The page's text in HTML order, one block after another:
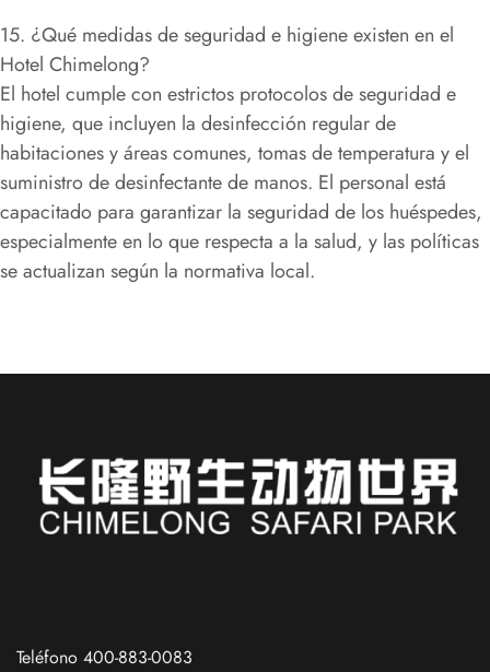
15. ¿Qué medidas de seguridad e higiene existen en el
Hotel Chimelong?
El hotel cumple con estrictos protocolos de seguridad e
higiene, que incluyen la desinfección regular de
habitaciones y áreas comunes, tomas de temperatura y el
suministro de desinfectante de manos. El personal está
capacitado para garantizar la seguridad de los huéspedes,
especialmente en lo que respecta a la salud, y las políticas
se actualizan según la normativa local.
Teléfono 400-883-0083